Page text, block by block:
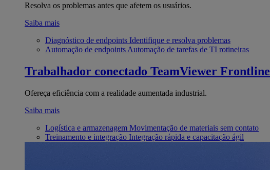
Resolva os problemas antes que afetem os usuários.
Saiba mais
Diagnóstico de endpoints Identifique e resolva problemas
Automação de endpoints Automação de tarefas de TI rotineiras
Trabalhador conectado TeamViewer Frontline
Ofereça eficiência com a realidade aumentada industrial.
Saiba mais
Logística e armazenagem Movimentação de materiais sem contato
Treinamento e integração Integração rápida e capacitação ágil